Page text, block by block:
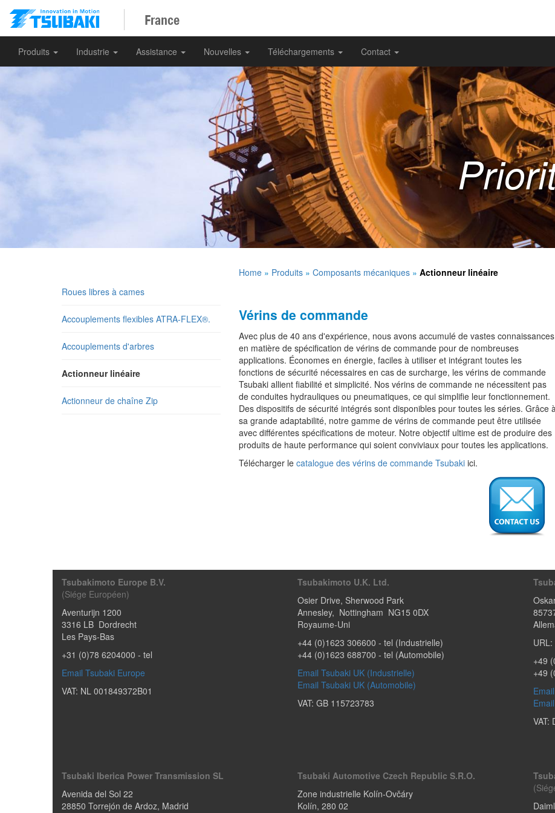
France
Produits Industrie Assistance Nouvelles Téléchargements Contact
Home» Produits» Composants mécaniques» Actionneur linéaire
Roues libres à cames
Accouplements flexibles ATRA-FLEX®.
Accouplements d'arbres
Actionneur linéaire
Actionneur de chaîne Zip
Vérins de commande
Avec plus de 40 ans d'expérience, nous avons accumulé de vastes connaissances
en matière de spécification de vérins de commande pour de nombreuses
applications. Économes en énergie, faciles à utiliser et intégrant toutes les
fonctions de sécurité nécessaires en cas de surcharge, les vérins de commande
Tsubaki allient fiabilité et simplicité. Nos vérins de commande ne nécessitent pas
de conduites hydrauliques ou pneumatiques, ce qui simplifie leur fonctionnement.
Des dispositifs de sécurité intégrés sont disponibles pour toutes les séries. Grâce
sa grande adaptabilité, notre gamme de vérins de commande peut être utilisée
avec différentes spécifications de moteur. Notre objectif ultime est de produire des
produits de haute performance qui soient conviviaux pour toutes les applications.
Télécharger le catalogue des vérins de commande Tsubakiici.
Tsubakimoto Europe B.V.
(Siége Européen)
Aventurijn 1200
3316 LB Dordrecht
Les Pays-Bas
+31 (0)78 6204000 - tel
Email Tsubaki Europe
VAT: NL 001849372B01
Tsubakimoto U.K. Ltd.
Osier Drive, Sherwood Park
Annesley, Nottingham NG15 0DX
Royaume-Uni
+44 (0)1623 306600 - tel (Industrielle)
+44 (0)1623 688700 - tel (Automobile)
Email Tsubaki UK (Industrielle)
Email Tsubaki UK (Automobile)
VAT: GB 115723783
URL:
+49
+49
VAT:
Tsubaki Iberica Power Transmission SL
Avenida del Sol 22
28850 Torrejón de Ardoz, Madrid
Tsubaki Automotive Czech Republic S.r.o.
Zone industrielle Kolín-Ovčáry
Kolín, 280 02